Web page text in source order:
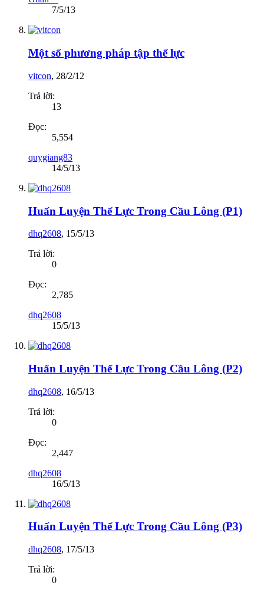
7/5/13
Một số phương pháp tập thể lực
vitcon, 28/2/12
Trả lời:
13
Đọc:
5,554
quygiang83
14/5/13
Huấn Luyện Thể Lực Trong Cầu Lông (P1)
dhq2608, 15/5/13
Trả lời:
0
Đọc:
2,785
dhq2608
15/5/13
Huấn Luyện Thể Lực Trong Cầu Lông (P2)
dhq2608, 16/5/13
Trả lời:
0
Đọc:
2,447
dhq2608
16/5/13
Huấn Luyện Thể Lực Trong Cầu Lông (P3)
dhq2608, 17/5/13
Trả lời:
0